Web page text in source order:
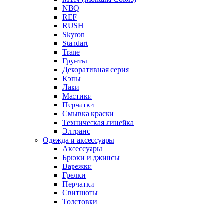
NBQ
REF
RUSH
Skyron
Standart
Trane
Грунты
Декоративная серия
Кэпы
Лаки
Мастики
Перчатки
Смывка краски
Техническая линейка
Элтранс
Одежда и аксессуары
Аксессуары
Брюки и джинсы
Варежки
Грелки
Перчатки
Свитшоты
Толстовки